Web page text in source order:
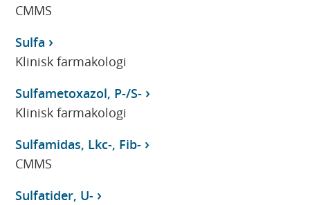
CMMS
Sulfa
Klinisk farmakologi
Sulfametoxazol, P-/S-
Klinisk farmakologi
Sulfamidas, Lkc-, Fib-
CMMS
Sulfatider, U-